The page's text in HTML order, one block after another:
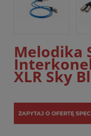
Melodika
XLR Sky